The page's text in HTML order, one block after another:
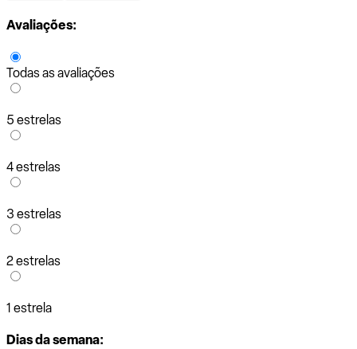
Avaliações:
Todas as avaliações
5 estrelas
4 estrelas
3 estrelas
2 estrelas
1 estrela
Dias da semana: